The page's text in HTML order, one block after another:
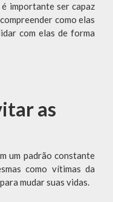
importante ser capaz
como elas
com elas de forma
as
um padrão constante
como vítimas da
mudar suas vidas.